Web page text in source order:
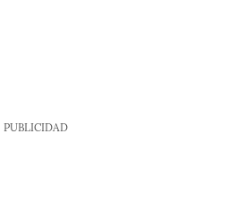
PUBLICIDAD